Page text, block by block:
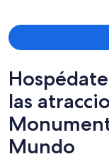
las
Mundo